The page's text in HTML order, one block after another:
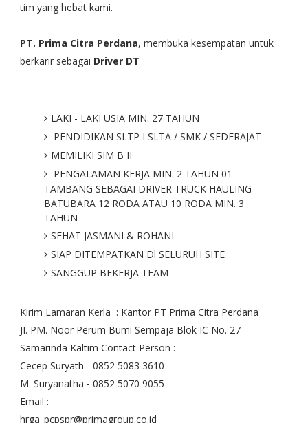
tim yang hebat kami.
PT. Prima Citra Perdana, membuka kesempatan untuk
berkarir sebagai Driver DT
LAKI - LAKI USIA MIN. 27 TAHUN
PENDIDIKAN SLTP I SLTA / SMK / SEDERAJAT
MEMILIKI SIM B II
PENGALAMAN KERJA MIN. 2 TAHUN 01
TAMBANG SEBAGAI DRIVER TRUCK HAULING
BATUBARA 12 RODA ATAU 10 RODA MIN. 3
TAHUN
SEHAT JASMANI & ROHANI
SIAP DITEMPATKAN Dl SELURUH SITE
SANGGUP BEKERJA TEAM
Kirim Lamaran Kerla : Kantor PT Prima Citra Perdana
JI. PM. Noor Perum Bumi Sempaja Blok IC No. 27
Samarinda Kaltim Contact Person :
Cecep Suryath - 0852 5083 3610
M. Suryanatha - 0852 5070 9055
Email :
hrga_pcpspr@primagroup.co.id